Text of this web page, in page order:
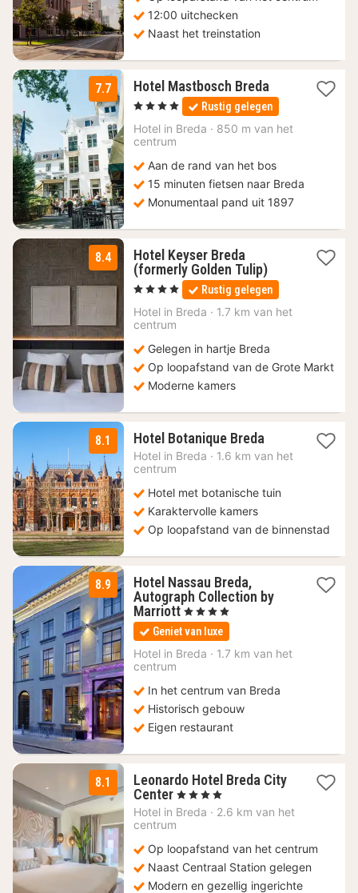
12:00 uitchecken
Naast het treinstation
7.7 Hotel Mastbosch Breda1
nacht
vanaf
112,50
, 4 Sterren Rustig gelegen
Hotel in Breda · 850 m van het
centrum
Aan de rand van het bos
15 minuten fietsen naar Breda
Monumentaal pand uit 1897
8.4
Hotel Keyser Breda
(formerly Golden Tulip)1
nacht
vanaf
107,10
, 4 Sterren Rustig gelegen
Hotel in Breda · 1.7 km van het
centrum
Gelegen in hartje Breda
Op loopafstand van de Grote Markt
Moderne kamers
8.1 Hotel Botanique Breda1
nacht
€
Hotel in Breda · 1.6 km van het
centrum
Hotel met botanische tuin
Karaktervolle kamers
Op loopafstand van de binnenstad
8.9
Hotel Nassau Breda,
Autograph Collection by
Marriott1
nacht
vanaf
118,87
, 4 Sterren
Geniet van luxe
Hotel in Breda · 1.7 km van het
centrum
In het centrum van Breda
Historisch gebouw
Eigen restaurant
8.1
Leonardo Hotel Breda City
Center 1
nacht
vanaf
€
, 4 Sterren
Hotel in Breda · 2.6 km van het
centrum
Op loopafstand van het centrum
Naast Centraal Station gelegen
Modern en gezellig ingerichte